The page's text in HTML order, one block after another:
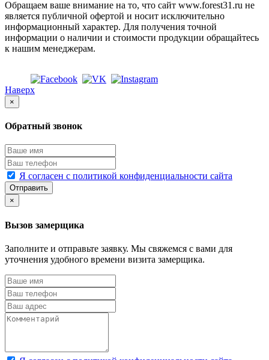
Обращаем ваше внимание на то, что сайт www.forest31.ru не
является публичной офертой и носит исключительно
информационный характер. Для получения точной
информации о наличии и стоимости продукции обращайтесь
к нашим менеджерам.
Наверх
×
Обратный звонок
Я согласен с политикой конфиденциальности сайта
Отправить
×
Вызов замерщика
Заполните и отправьте заявку. Мы свяжемся с вами для
уточнения удобного времени визита замерщика.